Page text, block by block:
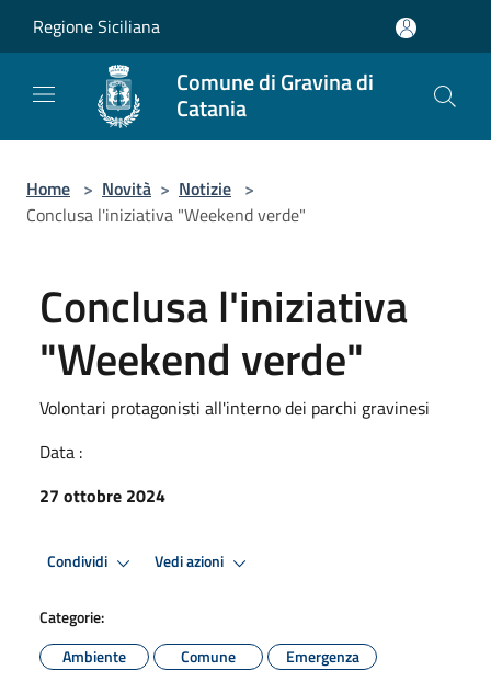
Regione Siciliana
Comune di Gravina di
Catania
Home > Novità > Notizie >
Conclusa l'iniziativa "Weekend verde"
Conclusa l'iniziativa
"Weekend verde"
Volontari protagonisti all'interno dei parchi gravinesi
Data :
27 ottobre 2024
Condividi Vedi azioni
Categorie:
Ambiente
Comune
Emergenza